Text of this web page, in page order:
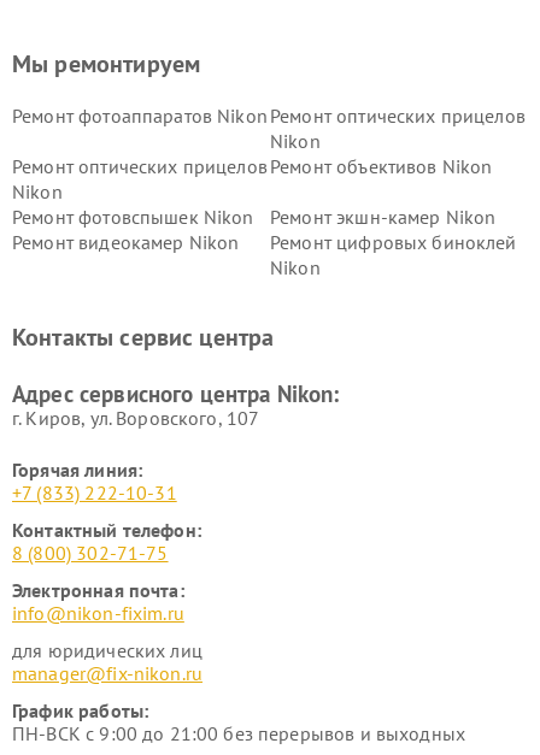
Мы ремонтируем
Ремонт фотоаппаратов Nikon Ремонт оптических прицелов
Nikon
Ремонт оптических прицелов
Nikon
Ремонт объективов Nikon
Ремонт фотовспышек Nikon
Ремонт экшн-камер Nikon
Ремонт видеокамер Nikon
Ремонт цифровых биноклей
Nikon
Ремонт цифровых монокуляров Nikon
Контакты сервис центра
Адрес сервисного центра Nikon:
г. Киров, ул. Воровского, 107
Горячая линия:
+7 (833) 222-10-31
Контактный телефон:
8 (800) 302-71-75
Электронная почта:
info@nikon-fixim.ru
для юридических лиц
manager@fix-nikon.ru
График работы:
ПН-ВСК с 9:00 до 21:00 без перерывов и выходных